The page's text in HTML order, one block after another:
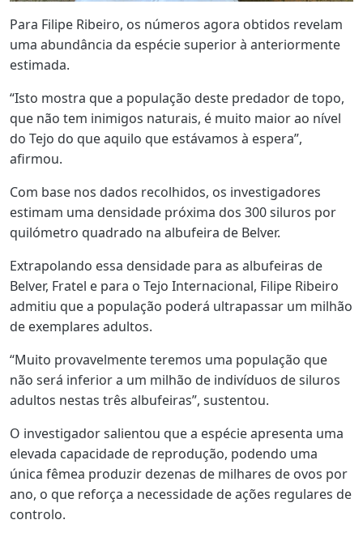
Para Filipe Ribeiro, os números agora obtidos revelam
uma abundância da espécie superior à anteriormente
estimada.
“Isto mostra que a população deste predador de topo,
que não tem inimigos naturais, é muito maior ao nível
do Tejo do que aquilo que estávamos à espera”,
afirmou.
Com base nos dados recolhidos, os investigadores
estimam uma densidade próxima dos 300 siluros por
quilómetro quadrado na albufeira de Belver.
Extrapolando essa densidade para as albufeiras de
Belver, Fratel e para o Tejo Internacional, Filipe Ribeiro
admitiu que a população poderá ultrapassar um milhão
de exemplares adultos.
“Muito provavelmente teremos uma população que
não será inferior a um milhão de indivíduos de siluros
adultos nestas três albufeiras”, sustentou.
O investigador salientou que a espécie apresenta uma
elevada capacidade de reprodução, podendo uma
única fêmea produzir dezenas de milhares de ovos por
ano, o que reforça a necessidade de ações regulares de
controlo.